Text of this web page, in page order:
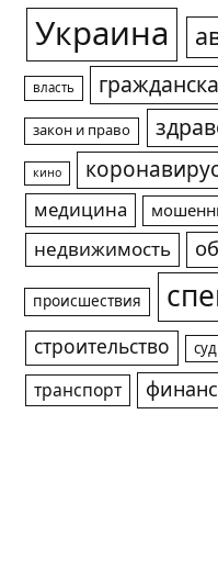
Украина
власть
закон и право
кино
медицина
недвижимость
происшествия
строительство суд
транспорт